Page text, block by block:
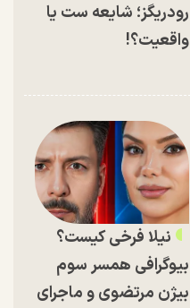
رودریگز؛ شایعه ست یا
واقعیت؟!
نیلا فرخی کیست؟
بیوگرافی همسر سوم
بیژن مرتضوی و ماجرای